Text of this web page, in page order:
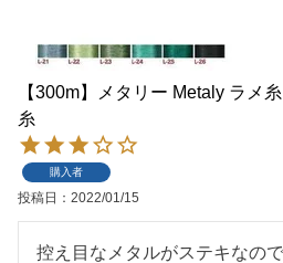
【300m】メタリー Metaly ラメ
糸
購入者
投稿日 2022/01/15
控え目なメタルがステキなの